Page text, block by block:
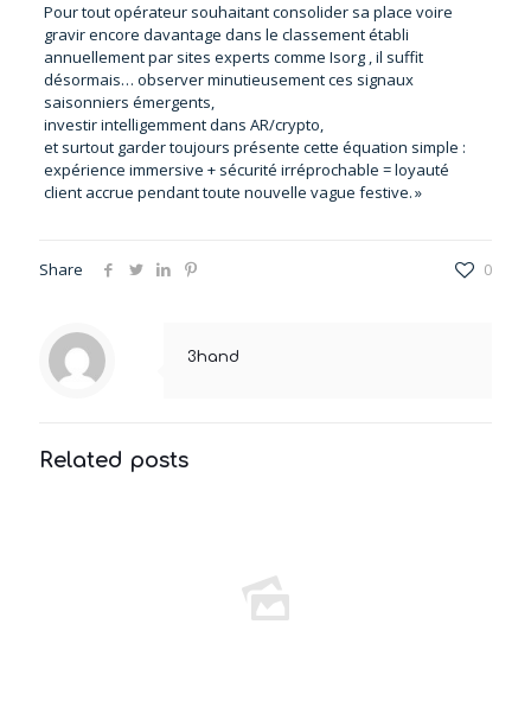
Pour tout opérateur souhaitant consolider sa place voire
gravir encore davantage dans le classement établi
annuellement par sites experts comme Isorg , il suffit
désormais… observer minutieusement ces signaux
saisonniers émergents,
investir intelligemment dans AR/crypto,
et surtout garder toujours présente cette équation simple :
expérience immersive + sécurité irréprochable = loyauté
client accrue pendant toute nouvelle vague festive. »
Share 0
3hand
Related posts